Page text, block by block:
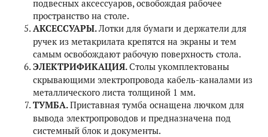
подвесных аксессуаров, освобождая рабочее
пространство на столе.
АКСЕССУАРЫ.Лотки для бумаги и держатели для
ручек из метакрилата крепятся на экраны и тем
самым освобождают рабочую поверхность стола.
ЭЛЕКТРИФИКАЦИЯ.Столы укомплектованы
скрывающими электропровода кабель-каналами из
металлического листа толщиной 1 мм.
ТУМБА.Приставная тумба оснащена лючком для
вывода электропроводов и предназначена под
системный блок и документы.